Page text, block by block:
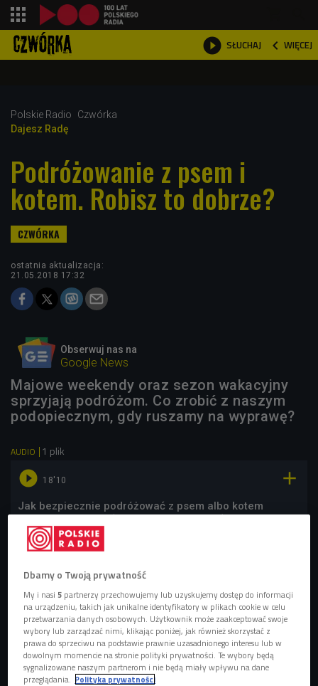
 SŁUCHAJ  WIĘCEJ

Polskie Radio
Czwórka
Dajesz Radę
Podróżowanie z psem i
kotem. Robisz to dobrze?
ostatnia aktualizacja:
21.05.2018 17:32
Obserwuj nas na
Google News
Majowe weekendy oraz sezon wakacyjny
sprzyjają podróżom. Co zrobić z naszym
podopiecznym, gdy ruszamy na wyprawę?
AUDIO 1 plik
 18'10 
Jak bezpiecznie podróżować z psem albo kotem
podczas wakacji? (Dajesz radę/Czwórka)
Dbamy o Twoją prywatność
My i nasi5 partnerzy przechowujemy lub uzyskujemy dostęp do informacji
na urządzeniu, takich jak unikalne identyfikatory w plikach cookie w celu
przetwarzania danych osobowych. Użytkownik może zaakceptować swoje
wybory lub zarządzać nimi, klikając poniżej, jak również skorzystać z
prawa do sprzeciwu na podstawie prawnie uzasadnionego interesu lub w
dowolnym momencie na stronie polityki prywatności. Te wybory będą
sygnalizowane naszym partnerom i nie będą miały wpływu na dane
przeglądania. Polityka prywatności